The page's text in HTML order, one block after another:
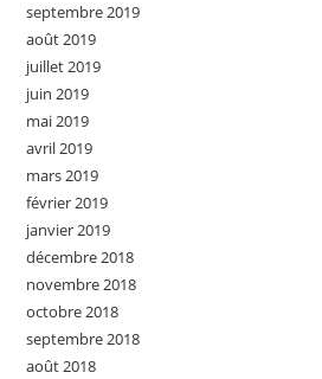
septembre 2019
août 2019
juillet 2019
juin 2019
mai 2019
avril 2019
mars 2019
février 2019
janvier 2019
décembre 2018
novembre 2018
octobre 2018
septembre 2018
août 2018